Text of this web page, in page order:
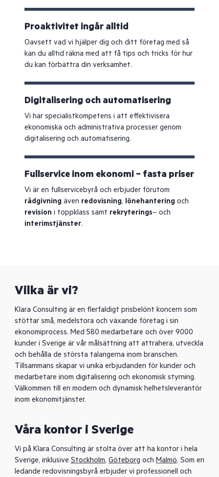
Proaktivitet ingår alltid
Oavsett vad vi hjälper dig och ditt företag med så
kan du alltid räkna med att få tips och tricks för hur
du kan förbättra din verksamhet.
Digitalisering och automatisering
Vi har specialistkompetens i att effektivisera
ekonomiska och administrativa processer genom
digitalisering och automatisering.
Fullservice inom ekonomi – fasta priser
Vi är en fullservicebyrå och erbjuder förutom
rådgivning även redovisning, lönehantering och
revision i toppklass samt rekryterings– och
interimstjänster.
Vilka är vi?
Klara Consulting är en flerfaldigt prisbelönt koncern som
stöttar små, medelstora och växande företag i sin
ekonomiprocess. Med 580 medarbetare och över 9000
kunder i Sverige är vår målsättning att attrahera, utveckla
och behålla de största talangerna inom branschen.
Tillsammans skapar vi unika erbjudanden för kunder och
medarbetare inom digitalisering och ekonomisk styrning.
Välkommen till en modern och dynamisk helhetsleverantör
inom ekonomitjänster.
Våra kontor i Sverige
Vi på Klara Consulting är stolta över att ha kontor i hela
Sverige, inklusive Stockholm, Göteborg och Malmö. Som en
ledande redovisningsbyrå erbjuder vi professionell och